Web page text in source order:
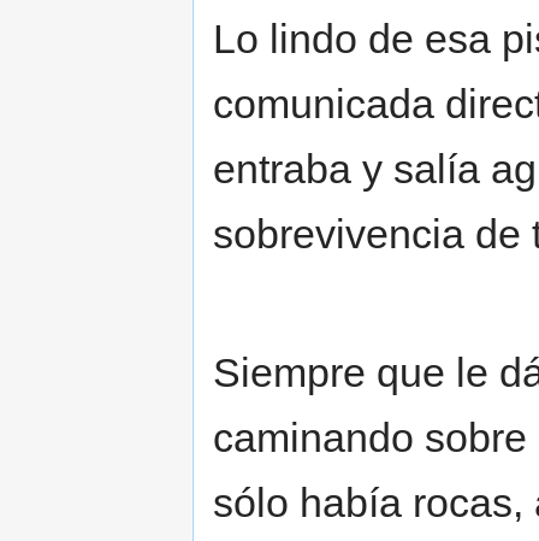
Lo lindo de esa
comunicada
entraba y salía
sobrevivencia de
Siempre que le
caminando
sólo había rocas,